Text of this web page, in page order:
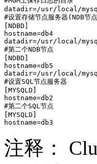
datadir=/usr/local/
#设置存储节点服务器(NDB节
[NDBD]
hostname=db4
datadir=/usr/local/
#第二个NDB节点
[NDBD]
hostname=db5
datadir=/usr/local/
#设置SQL节点服务器
[MYSQLD]
hostname=db2
#第二个SQL节点
[MYSQLD]
注释：